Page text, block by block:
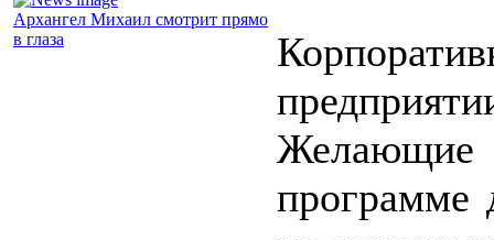
Архангел Михаил смотрит прямо
в глаза
программе